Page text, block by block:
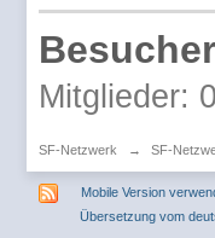
Mitglieder:
SF-Netzwerk → SF-
Mobile Version
Übersetzung vom